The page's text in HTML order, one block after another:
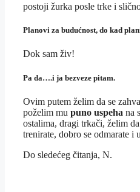
postoji žurka posle trke i
Planovi za budućnost, do kad
Dok sam živ!
Pa da….i ja bezveze pitam.
Ovim putem želim da se
poželim mu puno uspeha na
ostalima, dragi trkači, želim
trenirate, dobro se odmarate i
Do sledećeg čitanja, N.